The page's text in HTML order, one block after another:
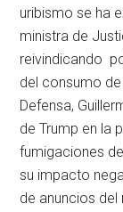
uribismo se ha
ministra de
reivindicando
del consumo
Defensa,
de Trump en la
fumigaciones
su impacto
de anuncios del